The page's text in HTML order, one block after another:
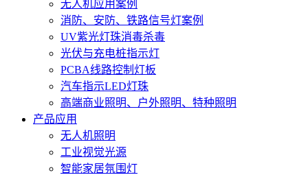
无人机应用案例
消防、安防、铁路信号灯案例
UV紫光灯珠消毒杀毒
光伏与充电桩指示灯
PCBA线路控制灯板
汽车指示LED灯珠
高端商业照明、户外照明、特种照明
产品应用
无人机照明
工业视觉光源
智能家居氛围灯